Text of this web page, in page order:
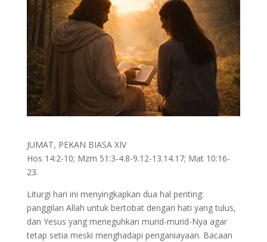
JUMAT, PEKAN BIASA XIV
Hos 14:2-10; Mzm 51:3-4.8-9.12-13.14.17; Mat 10:16-
23.
Liturgi hari ini menyingkapkan dua hal penting:
panggilan Allah untuk bertobat dengan hati yang tulus,
dan Yesus yang meneguhkan murid-murid-Nya agar
tetap setia meski menghadapi penganiayaan. Bacaan